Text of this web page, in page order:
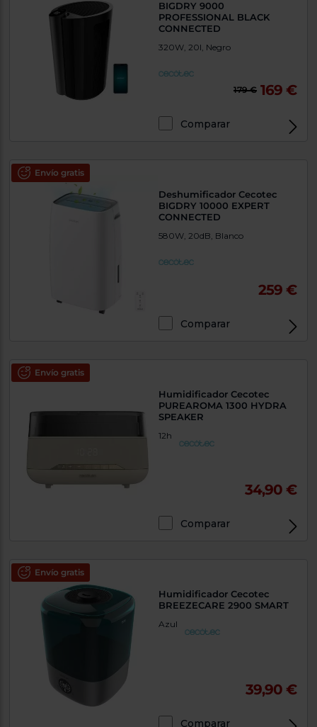
BIGDRY 9000
PROFESSIONAL BLACK
CONNECTED
320W, 20l, Negro
179 € 169 €
Comparar
Envío gratis
Deshumificador Cecotec
BIGDRY 10000 EXPERT
CONNECTED
580W, 20dB, Blanco
259 €
Comparar
Envío gratis
Humidificador Cecotec
PUREAROMA 1300 HYDRA
SPEAKER
12h
34,90 €
Comparar
Envío gratis
Humidificador Cecotec
BREEZECARE 2900 SMART
Azul
39,90 €
Comparar